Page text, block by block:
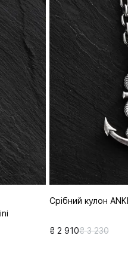
Срібний кулон
₴ 2 910₴ 3 230